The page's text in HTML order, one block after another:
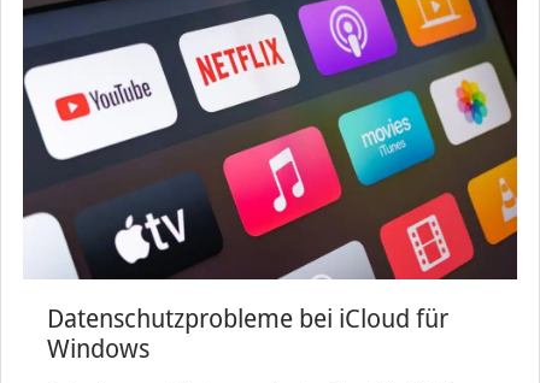
Datenschutzprobleme bei iCloud für
Windows